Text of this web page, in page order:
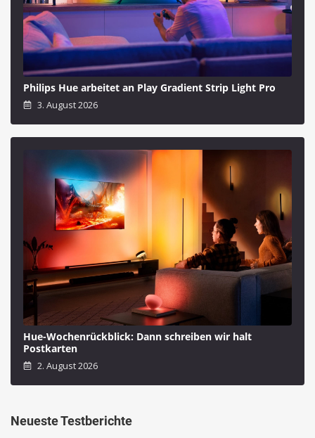
Philips Hue arbeitet an Play Gradient Strip Light Pro
3. August 2026
Hue-Wochenrückblick: Dann schreiben wir halt
Postkarten
2. August 2026
Neueste Testberichte